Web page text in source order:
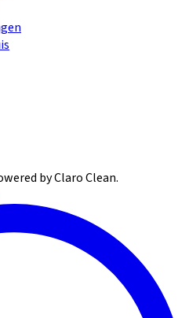
by Claro Clean.